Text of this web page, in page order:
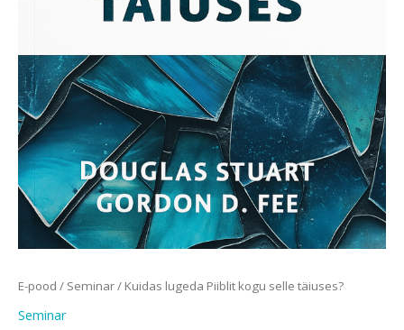
E-pood / Seminar/ Kuidas lugeda Piiblit kogu selle täiuses?
Seminar